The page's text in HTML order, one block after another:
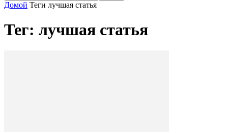
Домой Теги лучшая статья
Тег: лучшая статья